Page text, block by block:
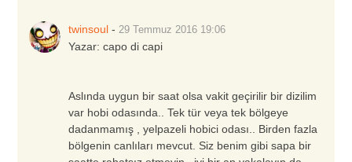
twinsoul - 29 Temmuz 2016 19:06
Yazar:capo di capi
Aslında uygun bir saat olsa vakit geçirilir bir dizilim
var hobi odasında.. Tek tür veya tek bölgeye
dadanmamış , yelpazeli hobici odası.. Birden fazla
bölgenin canlıları mevcut. Siz benim gibi sapa bir